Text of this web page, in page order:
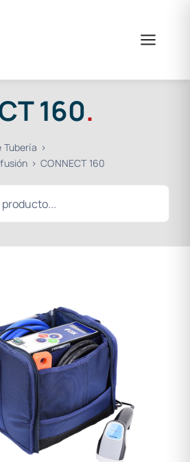
160.
Tubería
CONNECT 160